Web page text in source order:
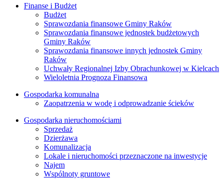
Finanse i Budżet
Budżet
Sprawozdania finansowe Gminy Raków
Sprawozdania finansowe jednostek budżetowych
Gminy Raków
Sprawozdania finansowe innych jednostek Gminy
Raków
Uchwały Regionalnej Izby Obrachunkowej w Kielcach
Wieloletnia Prognoza Finansowa
Gospodarka komunalna
Zaopatrzenia w wodę i odprowadzanie ścieków
Gospodarka nieruchomościami
Sprzedaż
Dzierżawa
Komunalizacja
Lokale i nieruchomości przeznaczone na inwestycje
Najem
Wspólnoty gruntowe